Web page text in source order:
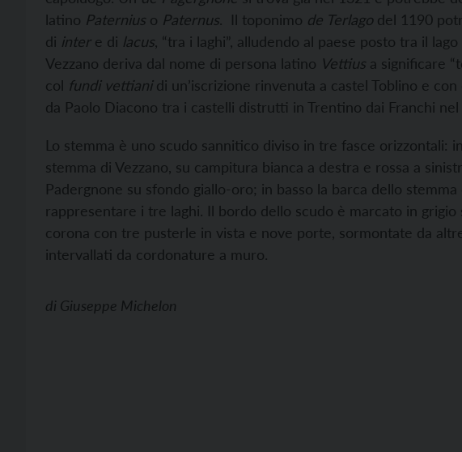
latino Paternius o Paternus. Il toponimo de Terlago del 1190
di intere di lacus, “tra i laghi”, alludendo al paese posto tra il
Vezzano deriva dal nome di persona latino Vettius a significare
col fundi vettianidi un’iscrizione rinvenuta a castel Toblino e con
da Paolo Diacono tra i castelli distrutti in Trentino dai Franchi nel
Lo stemma è uno scudo sannitico diviso in tre fasce orizzontali:
stemma di Vezzano, su campitura bianca a destra e rossa a
Padergnone su sfondo giallo-oro; in basso la barca dello
rappresentare i tre laghi. Il bordo dello scudo è marcato in grigio
corona con tre pusterle in vista e nove porte, sormontate da
intervallati da cordonature a muro.
di Giuseppe Michelon